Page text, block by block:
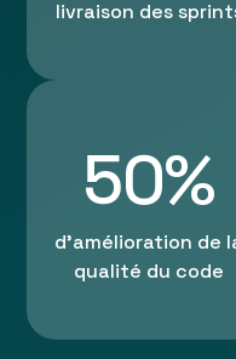
livraison des
50%
d'amélioration de
qualité du code